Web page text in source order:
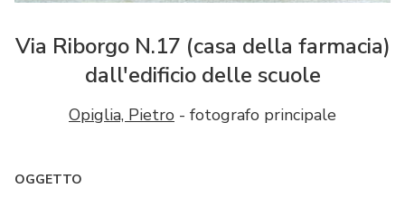
Via Riborgo N.17 (casa della farmacia)
dall'edificio delle scuole
Opiglia, Pietro - fotografo principale
OGGETTO